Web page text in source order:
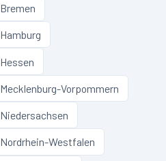
Bremen
Hamburg
Hessen
Mecklenburg-Vorpommern
Niedersachsen
Nordrhein-Westfalen